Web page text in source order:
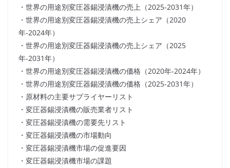
・世界の用途別変圧器錫浸漬機の売上（2025-2031年）
・世界の用途別変圧器錫浸漬機の売上シェア（2020
年-2024年）
・世界の用途別変圧器錫浸漬機の売上シェア（2025
年-2031年）
・世界の用途別変圧器錫浸漬機の価格（2020年-2024年）
・世界の用途別変圧器錫浸漬機の価格（2025-2031年）
・原材料の主要サプライヤーリスト
・変圧器錫浸漬機の販売業者リスト
・変圧器錫浸漬機の需要先リスト
・変圧器錫浸漬機の市場動向
・変圧器錫浸漬機市場の促進要因
・変圧器錫浸漬機市場の課題